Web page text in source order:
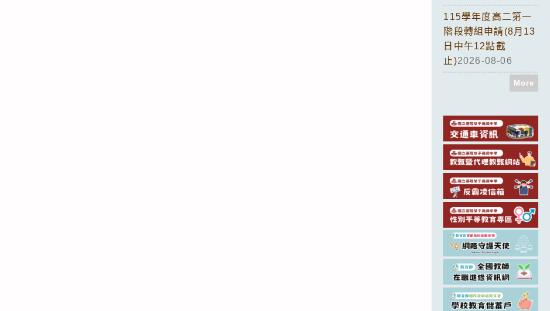
115學年度高二第一
階段轉組申請(8月13
日中午12點截
止)2026-08-06
More